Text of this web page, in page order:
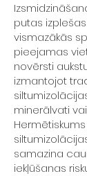
putas
vismazākās
pieejamas
novērsti
izmantojot
minerālvati
samazina
iekļūšanas